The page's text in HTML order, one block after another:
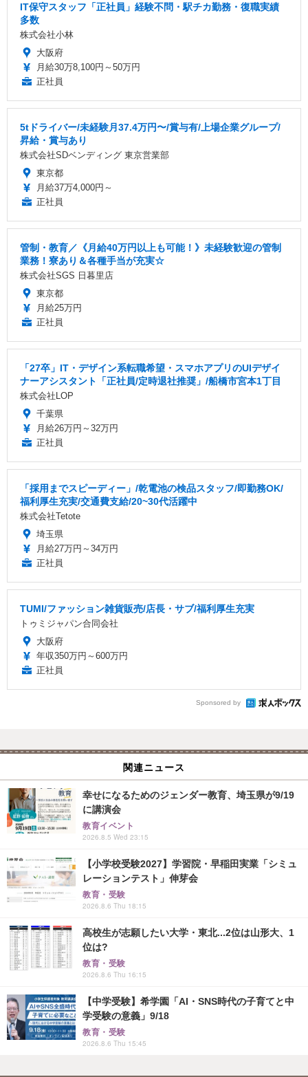
IT保守スタッフ「正社員」経験不問・駅チカ勤務・復職実績
多数
株式会社小林
大阪府
月給30万8,100円～50万円
正社員
5tドライバー/未経験月37.4万円〜/賞与有/上場企業グループ/
昇給・賞与あり
株式会社SDベンディング 東京営業部
東京都
月給37万4,000円～
正社員
管制・教育／《月給40万円以上も可能！》未経験歓迎の管制
業務！寮あり＆各種手当が充実☆
株式会社SGS 日暮里店
東京都
月給25万円
正社員
「27卒」IT・デザイン系転職希望・スマホアプリのUIデザイ
ナーアシスタント「正社員/定時退社推奨」/船橋市宮本1丁目
株式会社LOP
千葉県
月給26万円～32万円
正社員
「採用までスピーディー」/乾電池の検品スタッフ/即勤務OK/
福利厚生充実/交通費支給/20~30代活躍中
株式会社Tetote
埼玉県
月給27万円～34万円
正社員
TUMI/ファッション雑貨販売/店長・サブ/福利厚生充実
トゥミジャパン合同会社
大阪府
年収350万円～600万円
正社員
Sponsored by
関連ニュース
幸せになるためのジェンダー教育、埼玉県が9/19
に講演会
教育イベント
2026.8.5 Wed 23:15
【小学校受験2027】学習院・早稲田実業「シミュ
レーションテスト」伸芽会
教育・受験
2026.8.6 Thu 18:15
高校生が志願したい大学・東北...2位は山形大、1
位は?
教育・受験
2026.8.6 Thu 16:15
【中学受験】希学園「AI・SNS時代の子育てと中
学受験の意義」9/18
教育・受験
2026.8.6 Thu 15:45